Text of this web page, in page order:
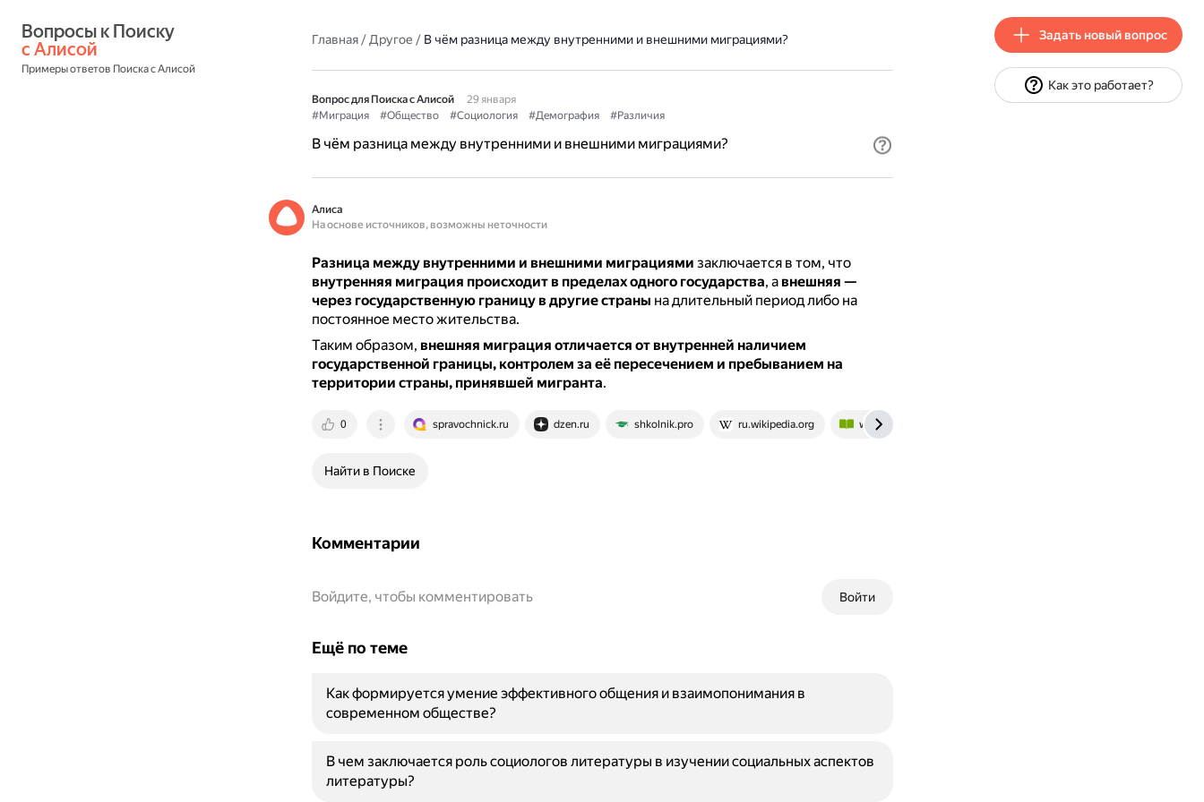
с Алисой
Примеры ответов Поиска с Алисой
Главная/Другое / В чём разница между внутренними и внешними миграциями?
Вопрос для Поиска с Алисой
29 января
#Миграция
#Общество #Социология #Демография #Различия
В чём разница между внутренними и внешними миграциями?
Алиса
На основе источников, возможны неточности
Разница между внутренними и внешними миграциями заключается в том, что
внутренняя миграция происходит в пределах одного государства, а внешняя —
через государственную границу в другие страны на длительный период либо на
постоянное место жительства.
Таким образом, внешняя миграция отличается от внутренней наличием
государственной границы, контролем за её пересечением и пребыванием на
территории страны, принявшей мигранта.
0 spravochnick.ru dzen.ru shkolnik.pro ru.wikipedia.org www.yaklass.ru
Найти в Поиске
Комментарии
Войти
Войдите, чтобы комментировать
Ещё по теме
Как формируется умение эффективного общения и взаимопонимания в
современном обществе?
В чем заключается роль социологов литературы в изучении социальных аспектов
литературы?
Задать новый вопрос
Как это работает?